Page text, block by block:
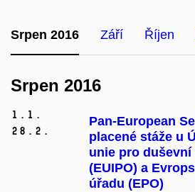
Srpen 2016 Září Říjen
Srpen 2016
1. 1.
28. 2.
Pan-European
placené stáže u
unie pro
(EUIPO) a
úřadu (EPO)